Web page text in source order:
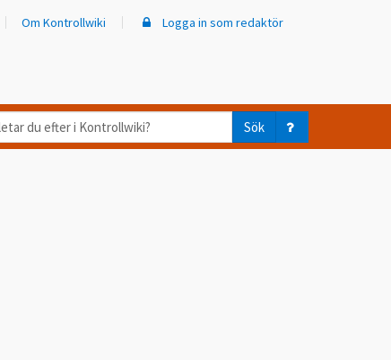
Om Kontrollwiki Logga in som redaktör
Sök